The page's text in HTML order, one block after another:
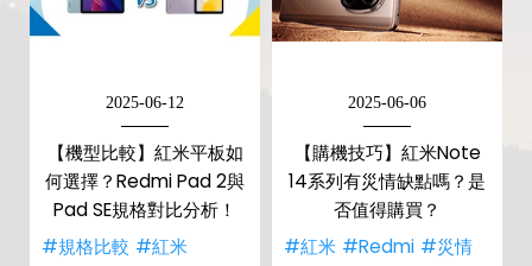
2025-06-12
【機型比較】紅米平板如
何選擇？Redmi Pad 2與
Pad SE規格對比分析！
#規格比較 #紅米
2025-06-06
【購機技巧】紅米Note
14系列有災情缺點嗎？是
否值得購買？
#紅米 #Redmi #災情